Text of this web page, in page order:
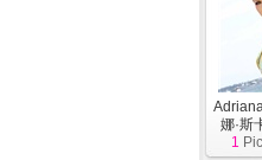
娜·斯
1 Pic|